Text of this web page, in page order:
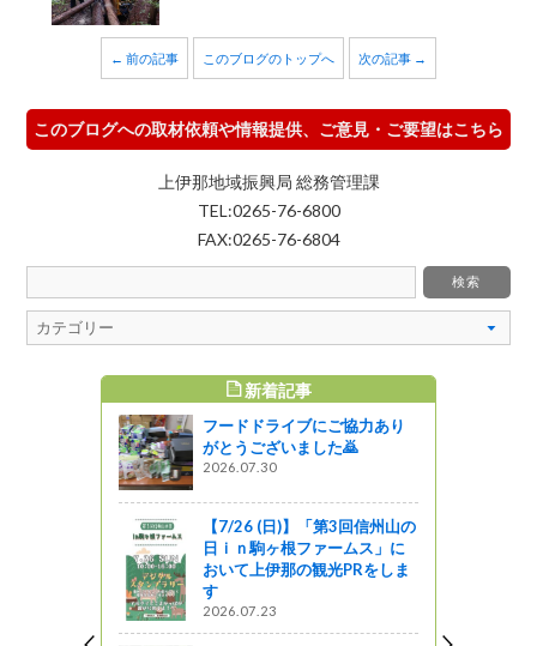
← 前の記事 このブログのトップへ 次の記事 →
このブログへの取材依頼や情報提供、ご意見・ご要望はこちら
上伊那地域振興局 総務管理課
TEL:0265-76-6800
FAX:0265-76-6804
新着記事
フードドライブにご協力あり
がとうございました🙇
2026.07.30
【7/26 (日)】「第3回信州山の
日ｉｎ駒ヶ根ファームス」に
おいて上伊那の観光PRをしま
す
2026.07.23